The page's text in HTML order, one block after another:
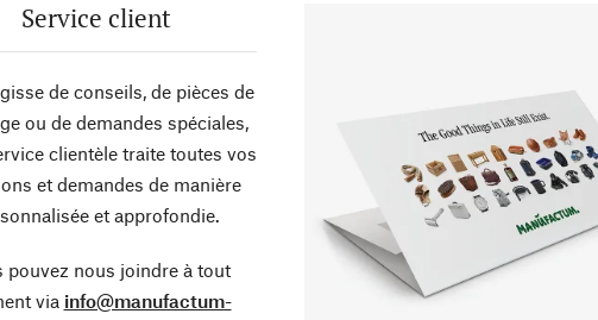
Service client
de conseils, de pièces de
ou de demandes spéciales,
clientèle traite toutes vos
et demandes de manière
et approfondie.
pouvez nous joindre à tout
via info@manufactum-